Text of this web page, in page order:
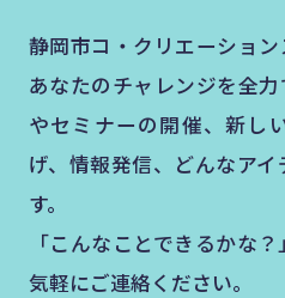
静岡市コ・クリエーション
あなたのチャレンジを全
やセミナーの開催、新し
げ、情報発信、どんなア
す。
「こんなことできるかな
気軽にご連絡ください。